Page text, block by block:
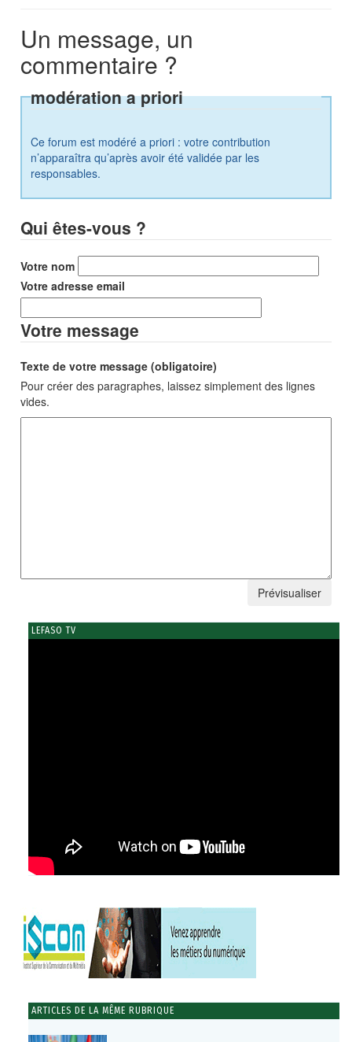
Un message, un
commentaire ?
modération a priori
Ce forum est modéré a priori : votre contribution
n’apparaîtra qu’après avoir été validée par les
responsables.
Qui êtes-vous ?
Votre nom
Votre adresse email
Votre message
Texte de votre message (obligatoire)
Pour créer des paragraphes, laissez simplement des lignes
vides.
LEFASO TV
ARTICLES DE LA MÊME RUBRIQUE